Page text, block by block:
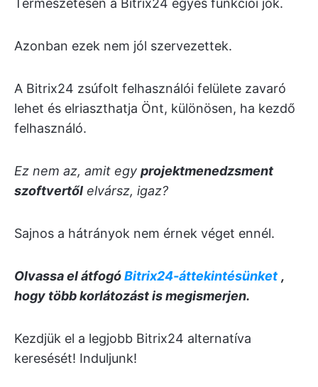
Természetesen a Bitrix24 egyes funkciói jók.
Azonban ezek nem jól szervezettek.
A Bitrix24 zsúfolt felhasználói felülete zavaró
lehet és elriaszthatja Önt, különösen, ha kezdő
felhasználó.
Ez nem az, amit egy projektmenedzsment
szoftvertől elvársz, igaz?
Sajnos a hátrányok nem érnek véget ennél.
Olvassa el átfogóBitrix24-áttekintésünket ,
hogy több korlátozást is megismerjen.
Kezdjük el a legjobb Bitrix24 alternatíva
keresését! Induljunk!